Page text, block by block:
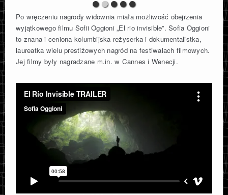
Po wręczeniu nagrody widownia miała możliwość obejrzenia
wyjątkowego filmu Sofii Oggioni „El rio invisible”. Sofia Oggioni
to znana i ceniona kolumbijska reżyserka i dokumentalistka,
laureatka wielu prestiżowych nagród na festiwalach filmowych.
Jej filmy były nagradzane m.in. w Cannes i Wenecji.